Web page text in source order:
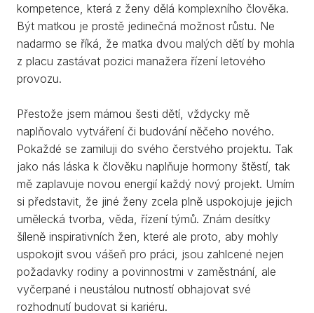
kompetence, která z ženy dělá komplexního člověka.
Být matkou je prostě jedinečná možnost růstu. Ne
nadarmo se říká, že matka dvou malých dětí by mohla
z placu zastávat pozici manažera řízení letového
provozu.
Přestože jsem mámou šesti dětí, vždycky mě
naplňovalo vytváření či budování něčeho nového.
Pokaždé se zamiluji do svého čerstvého projektu. Tak
jako nás láska k člověku naplňuje hormony štěstí, tak
mě zaplavuje novou energií každý nový projekt. Umím
si představit, že jiné ženy zcela plně uspokojuje jejich
umělecká tvorba, věda, řízení týmů. Znám desítky
šíleně inspirativních žen, které ale proto, aby mohly
uspokojit svou vášeň pro práci, jsou zahlcené nejen
požadavky rodiny a povinnostmi v zaměstnání, ale
vyčerpané i neustálou nutností obhajovat své
rozhodnutí budovat si kariéru.